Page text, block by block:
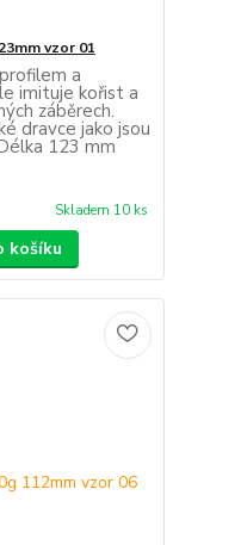
vzor 01
a
imituje kořist a
záběrech.
dravce jako jsou
123 mm
Skladem 10 ks
košíku